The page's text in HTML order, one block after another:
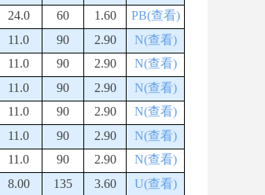
24.0 60 1.60
PB(查看)
11.0 90 2.90
N(查看)
11.0 90 2.90
N(查看)
11.0 90 2.90
N(查看)
11.0 90 2.90
N(查看)
11.0 90 2.90
N(查看)
11.0 90 2.90
N(查看)
8.00 135 3.60
U(查看)